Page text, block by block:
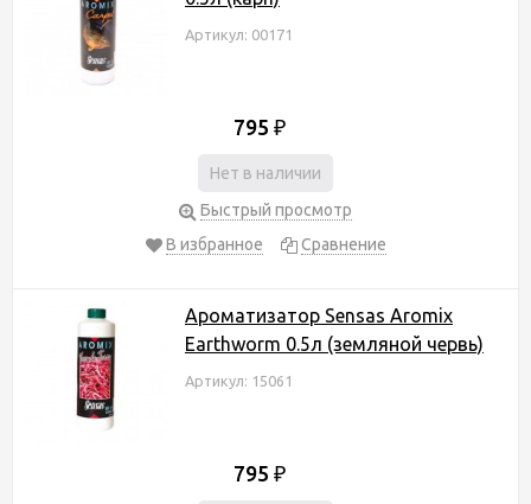
Артикул: 00171
795 ₽
Нет в наличии
Быстрый просмотр
В избранное
Сравнение
Ароматизатор Sensas Aromix
Earthworm 0.5л (земляной червь)
Артикул: 15061
795 ₽